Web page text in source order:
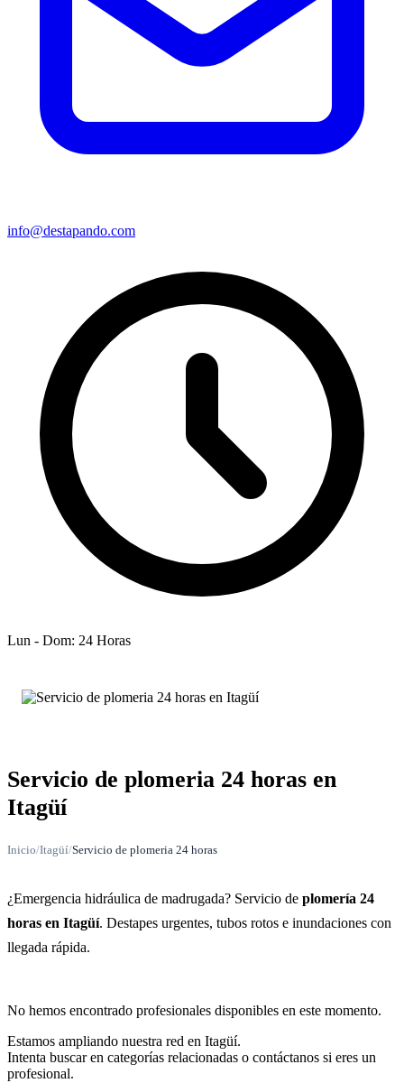
info@destapando.com
Lun - Dom: 24 Horas
Servicio de plomeria 24 horas en
Itagüí
Inicio/Itagüí/Servicio de plomeria 24 horas
¿Emergencia hidráulica de madrugada? Servicio de plomería 24
horas en Itagüí. Destapes urgentes, tubos rotos e inundaciones con
llegada rápida.
No hemos encontrado profesionales disponibles en este momento.
Estamos ampliando nuestra red en Itagüí.
Intenta buscar en categorías relacionadas o contáctanos si eres un
profesional.